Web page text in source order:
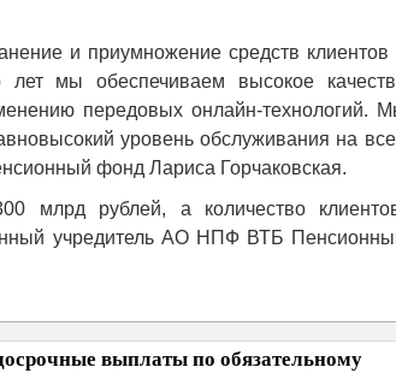
и приумножение средств клиентов
мы обеспечиваем высокое
передовых онлайн-технологий.
уровень обслуживания на
фонд Лариса Горчаковская.
рублей, а количество
учредитель АО НПФ ВТБ
выплаты по обязательному